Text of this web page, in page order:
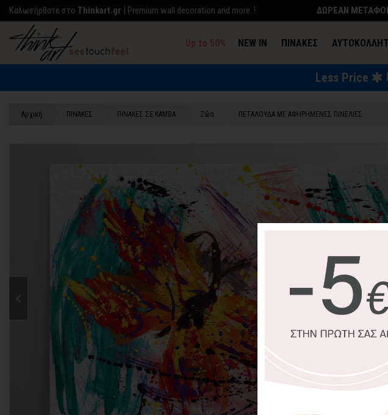
Kαλωσήρθατε στο Thinkart.gr | Premium wall decoration and more..! ΔΩΡΕΑΝ
Up to 50% NEW IN ΠΙΝΑΚΕΣ
Less Price
Αρχική ΠΙΝΑΚΕΣ ΠΙΝΑΚΕΣ ΣΕ ΚΑΜΒΑ Ζώα ΠΕΤΑΛΟΥΔΑ ΜΕ ΑΦΗΡΗΜΕΝΕΣ ΠΙΝΕΛΙΕΣ